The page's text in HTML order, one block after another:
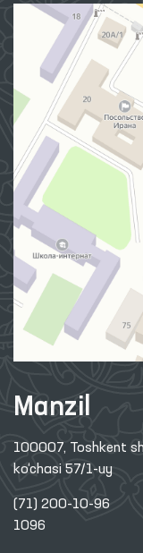
Manzil
100007, Toshkent
ko‘chasi 57/1-uy
(71) 200-10-96
1096